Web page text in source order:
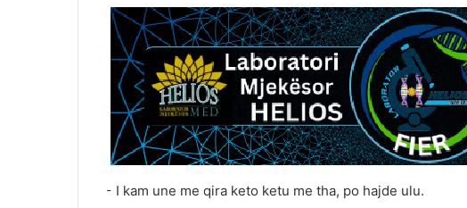
⁃ I kam une me qira keto ketu me tha, po hajde ulu.